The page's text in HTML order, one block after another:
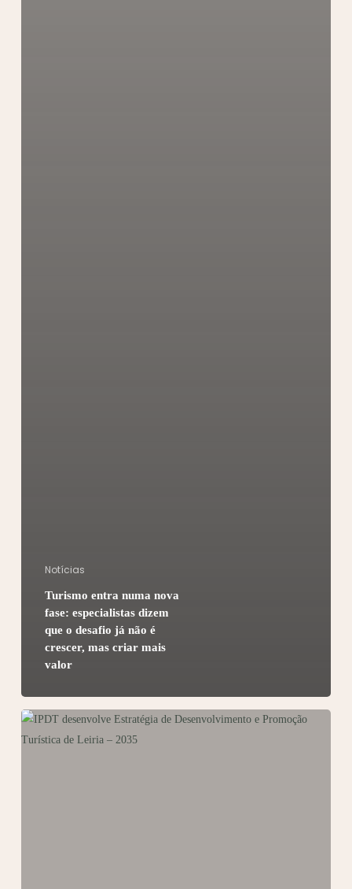
Notícias
Turismo entra numa nova
fase: especialistas dizem
que o desafio já não é
crescer, mas criar mais
valor